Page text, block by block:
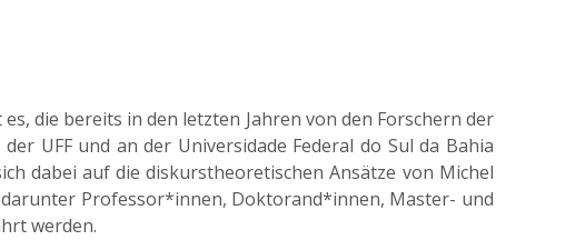
die bereits in den letzten Jahren von den Forschern der
UFF und an der Universidade Federal do Sul da Bahia
dabei auf die diskurstheoretischen Ansätze von Michel
Professor*innen, Doktorand*innen, Master- und
werden.